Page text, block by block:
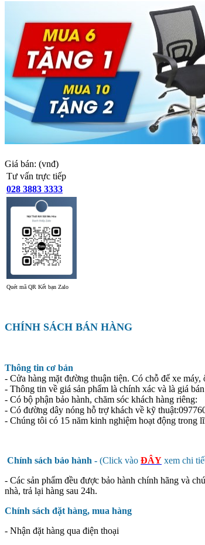
Giá bán: (vnđ)
Tư vấn trực tiếp
028 3883 3333
Quét mã QR Kết bạn Zalo
CHÍNH SÁCH BÁN HÀNG
Thông tin cơ bản
- Cửa hàng mặt đường thuận tiện. Có chỗ để xe máy,
- Thông tin về giá sản phẩm là chính xác và là giá
- Có bộ phận bảo hành, chăm sóc khách hàng riêng:
- Có đường dây nóng hỗ trợ khách về kỹ
- Chúng tôi có 15 năm kinh nghiệm hoạt động trong
Chính sách bảo hành - (Click vào ĐÂY xem chi
- Các sản phẩm đều được bảo hành chính hãng và
nhà, trả lại hàng sau 24h.
Chính sách đặt hàng, mua hàng
- Nhận đặt hàng qua điện thoại